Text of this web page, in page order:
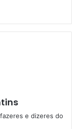
e dizeres do